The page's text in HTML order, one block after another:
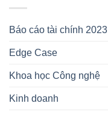
Báo cáo tài chính 2023
Edge Case
Khoa học Công nghệ
Kinh doanh